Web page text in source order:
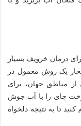
درمان خروپف بسیار
یک روش معمول در
مناطق جهان، برای
چای را با آب جوش
۸ تا ۱۰ دقیقه دم کنید تا به نتیجه دلخواه